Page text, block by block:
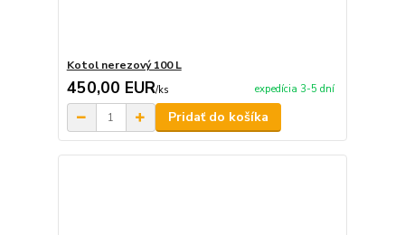
Kotol nerezový 100 L
450,00 EUR/ks expedícia 3-5 dní
Pridať do košíka